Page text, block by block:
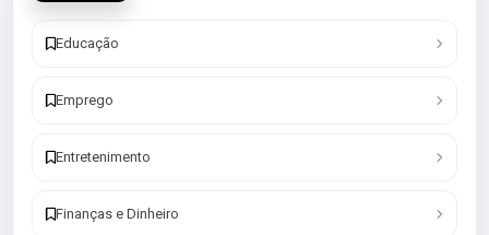
Educação
Emprego
Entretenimento
Finanças e Dinheiro